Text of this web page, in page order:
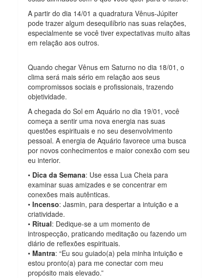
A partir do dia 14/01 a quadratura Vênus-Júpiter
pode trazer algum desequilíbrio nas suas relações,
especialmente se você tiver expectativas muito altas
em relação aos outros.
Quando chegar Vênus em Saturno no dia 18/01, o
clima será mais sério em relação aos seus
compromissos sociais e profissionais, trazendo
objetividade.
A chegada do Sol em Aquário no dia 19/01, você
começa a sentir uma nova energia nas suas
questões espirituais e no seu desenvolvimento
pessoal. A energia de Aquário favorece uma busca
por novos conhecimentos e maior conexão com seu
eu interior.
• Dica da Semana: Use essa Lua Cheia para
examinar suas amizades e se concentrar em
conexões mais autênticas.
•Incenso: Jasmin, para despertar a intuição e a
criatividade.
• Ritual: Dedique-se a um momento de
introspecção, praticando meditação ou fazendo um
diário de reflexões espirituais.
• Mantra: “Eu sou guiado(a) pela minha intuição e
estou pronto(a) para me conectar com meu
propósito mais elevado.”